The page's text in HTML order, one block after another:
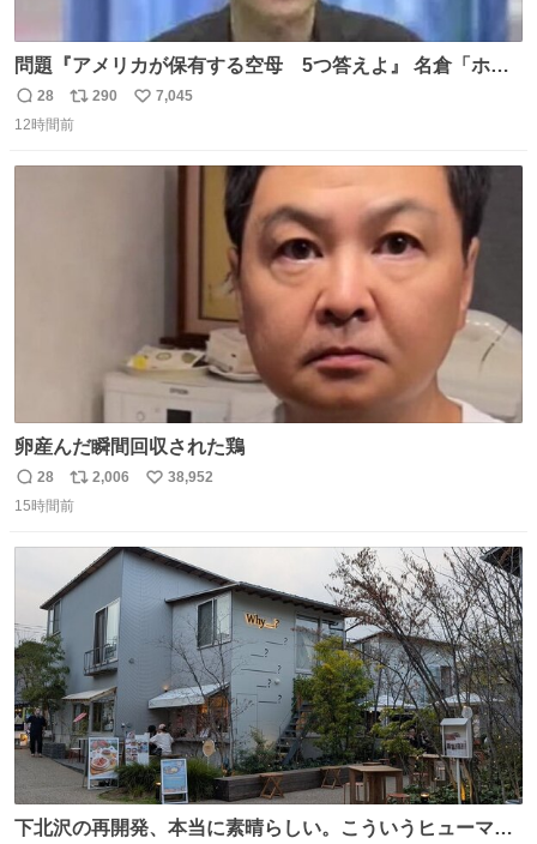
問題『アメリカが保有する空母 5つ答えよ』 名倉「ホン
マごめん、日本」
返
信
28
リ
ポ
290
い
7,045
12時間前
卵産んだ瞬間回収された鶏
返
信
28
リ
ポ
数
2,006
い
数
38,952
15時間前
下北沢の再開発、本当に素晴らしい。こういうヒューマン